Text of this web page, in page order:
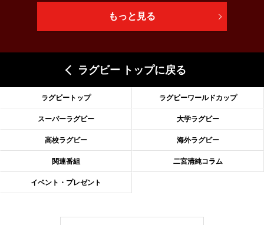
もっと見る
ラグビー トップに戻る
ラグビートップ ラグビーワールドカップ
スーパーラグビー 大学ラグビー
高校ラグビー 海外ラグビー
関連番組 二宮清純コラム
イベント・プレゼント